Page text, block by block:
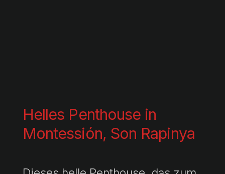
Helles Penthouse in
Montessión, Son Rapinya